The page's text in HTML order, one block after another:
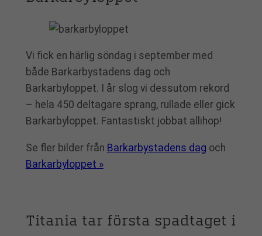
Vi fick en härlig söndag i september med
både Barkarbystadens dag och
Barkarbyloppet. I år slog vi dessutom rekord
– hela 450 deltagare sprang, rullade eller gick
Barkarbyloppet. Fantastiskt jobbat allihop!
Se fler bilder från Barkarbystadens dag och
Barkarbyloppet »
Titania tar första spadtaget i